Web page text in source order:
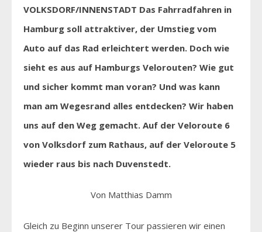
VOLKSDORF/INNENSTADT Das Fahrradfahren in
Hamburg soll attraktiver, der Umstieg vom
Auto auf das Rad erleichtert werden. Doch wie
sieht es aus auf Hamburgs Velorouten? Wie gut
und sicher kommt man voran? Und was kann
man am Wegesrand alles entdecken? Wir haben
uns auf den Weg gemacht. Auf der Veloroute 6
von Volksdorf zum Rathaus, auf der Veloroute 5
wieder raus bis nach Duvenstedt.
Von Matthias Damm
Gleich zu Beginn unserer Tour passieren wir einen